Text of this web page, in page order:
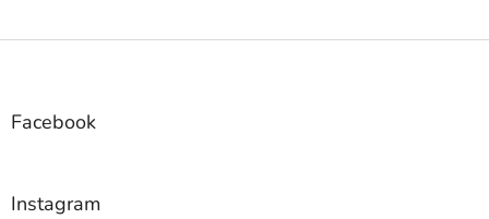
Z
Facebook
Instagram